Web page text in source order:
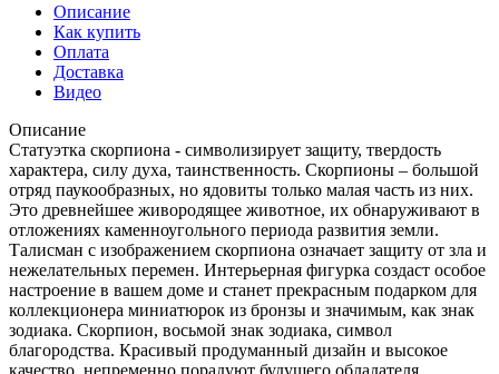
Описание
Как купить
Оплата
Доставка
Видео
Описание
Статуэтка скорпиона - символизирует защиту, твердость
характера, силу духа, таинственность. Скорпионы – большой
отряд паукообразных, но ядовиты только малая часть из них.
Это древнейшее живородящее животное, их обнаруживают в
отложениях каменноугольного периода развития земли.
Талисман с изображением скорпиона означает защиту от зла и
нежелательных перемен. Интерьерная фигурка создаст особое
настроение в вашем доме и станет прекрасным подарком для
коллекционера миниатюрок из бронзы и значимым, как знак
зодиака. Скорпион, восьмой знак зодиака, символ
благородства. Красивый продуманный дизайн и высокое
качество, непременно порадуют будущего обладателя.